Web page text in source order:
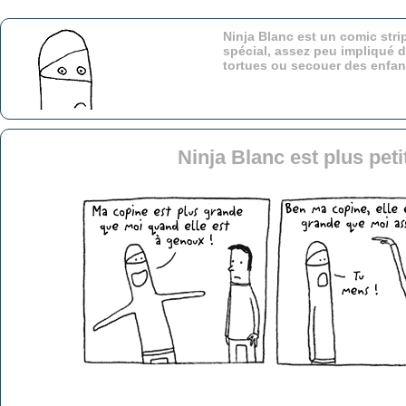
Ninja Blanc est un comic
spécial, assez peu impliqué
tortues ou secouer des
Ninja Blanc est plus